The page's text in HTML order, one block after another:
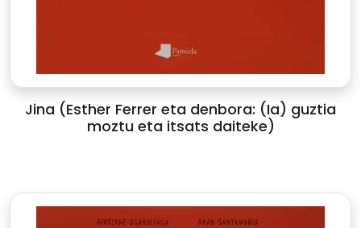
Jina (Esther Ferrer eta denbora: (Ia) guztia
moztu eta itsats daiteke)